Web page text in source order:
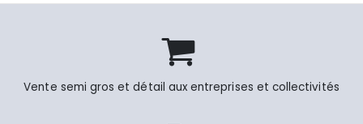
Vente semi gros et détail aux entreprises et collectivités